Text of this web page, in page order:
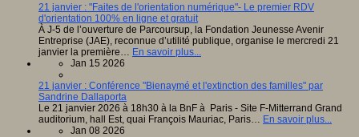
21 janvier : "Faites de l'orientation numérique"- Le premier RDV
d'orientation 100% en ligne et gratuit
À J-5 de l’ouverture de Parcoursup, la Fondation Jeunesse Avenir
Entreprise (JAE), reconnue d’utilité publique, organise le mercredi 21
janvier la première… En savoir plus...
Jan 15 2026
21 janvier : Conférence "Bienaymé et l'extinction des familles" par
Sandrine Dallaporta
Le 21 janvier 2026 à 18h30 à la BnF à Paris - Site F-Mitterrand Grand
auditorium, hall Est, quai François Mauriac, Paris… En savoir plus...
Jan 08 2026